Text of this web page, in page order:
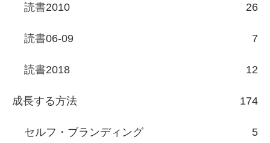
読書2010 26
読書06-09 7
読書2018 12
成長する方法 174
セルフ・ブランディング 5